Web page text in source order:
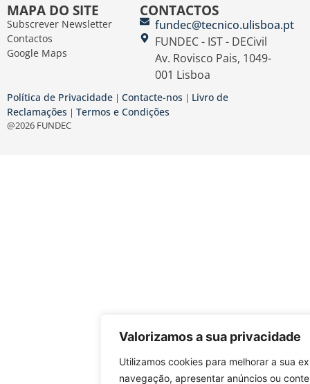
Valorizamos a sua privacidade
Utilizamos cookies para melhorar a sua
navegação, apresentar anúncios ou
MAPA DO SITE
Subscrever Newsletter
Contactos
Google Maps
CONTACTOS
fundec@tecnico.ulisboa.pt
FUNDEC - IST - DECivil
Av. Rovisco Pais, 1049-
001 Lisboa
Política de Privacidade | Contacte-nos | Livro de
Reclamações | Termos e Condições
@2026 FUNDEC